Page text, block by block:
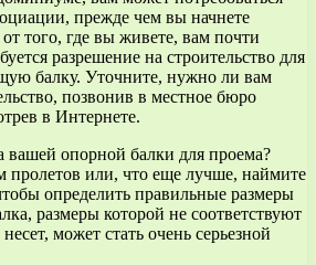
прежде чем вы начнете
того, где вы живете, вам почти
разрешение на строительство для
балку. Уточните, нужно ли вам
позвонив в местное бюро
в Интернете.
вашей опорной балки для проема?
пролетов или, что еще лучше, наймите
определить правильные размеры
размеры которой не соответствуют
может стать очень серьезной